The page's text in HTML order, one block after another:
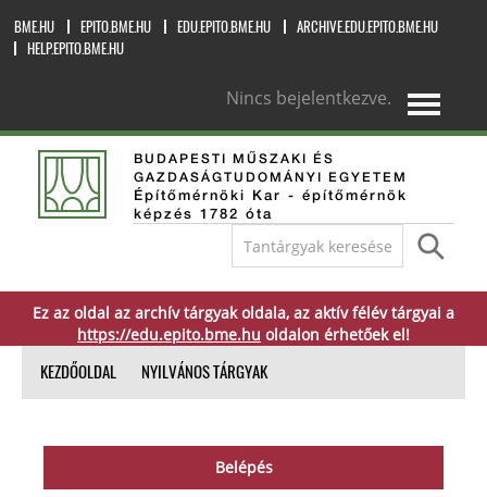
BME.HU EPITO.BME.HU EDU.EPITO.BME.HU
ARCHIVE.EDU.EPITO.BME.HU
HELP.EPITO.BME.HU
Nincs bejelentkezve.
BUDAPESTI MŰSZAKI ÉS
GAZDASÁGTUDOMÁNYI EGYETEM
Építőmérnöki Kar - építőmérnök
képzés 1782 óta
Ez az oldal az archív tárgyak oldala, az aktív félév tárgyai a
https://edu.epito.bme.hu oldalon érhetőek el!
KEZDŐOLDAL NYILVÁNOS TÁRGYAK